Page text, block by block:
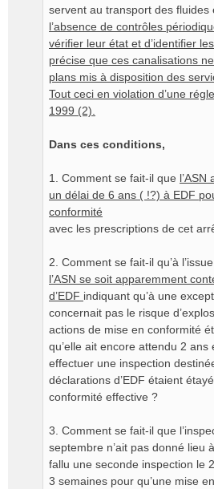
servent au transport des fluides
l’absence de contrôles
vérifier leur état et d’identifier
précise que ces canalisations
plans mis à disposition des
Tout ceci en violation d’une
1999 (2).
Dans ces conditions,
1. Comment se fait-il que l’ASN
un délai de 6 ans ( !?) à EDF
conformité
avec les prescriptions de cet
2. Comment se fait-il qu’à
l’ASN se soit apparemment
d’EDF indiquant qu’à une
concernait pas le risque
actions de mise en conformité
qu’elle ait encore attendu 2 ans
effectuer une inspection
déclarations d’EDF étaient
conformité effective ?
3. Comment se fait-il que
septembre n’ait pas donné lieu
fallu une seconde inspection le
3 semaines pour qu’une mise